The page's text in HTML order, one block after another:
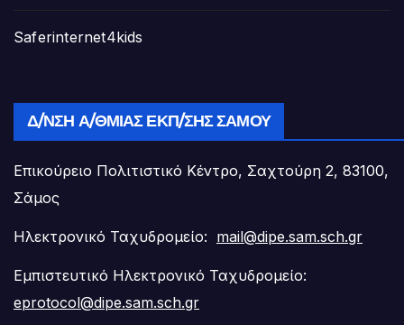
Saferinternet4kids
Δ/ΝΣΗ Α/ΘΜΙΑΣ ΕΚΠ/ΣΗΣ ΣΆΜΟΥ
Επικούρειο Πολιτιστικό Κέντρο, Σαχτούρη 2, 83100,
Σάμος
Ηλεκτρονικό Ταχυδρομείο: mail@dipe.sam.sch.gr
Εμπιστευτικό Ηλεκτρονικό Ταχυδρομείο:
eprotocol@dipe.sam.sch.gr